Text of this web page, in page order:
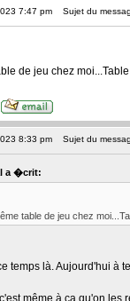
7:47 pm Sujet du
de jeu chez
8:33 pm Sujet du
a �crit:
table de jeu chez
temps là. Aujourd'hui à
même à ça qu'on les